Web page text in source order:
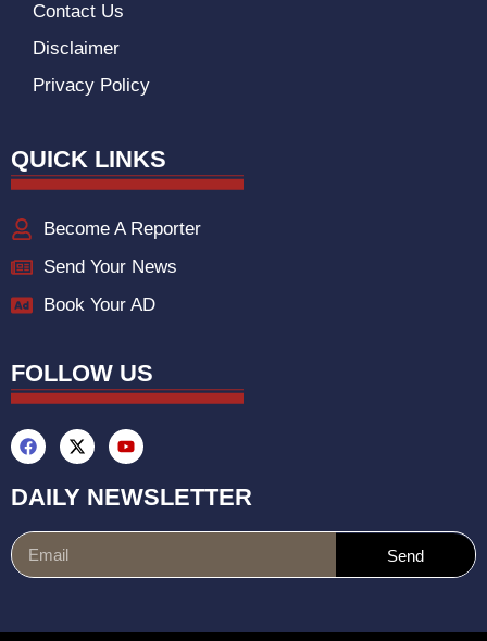
Contact Us
Disclaimer
Privacy Policy
QUICK LINKS
Become A Reporter
Send Your News
Book Your AD
FOLLOW US
DAILY NEWSLETTER
Send